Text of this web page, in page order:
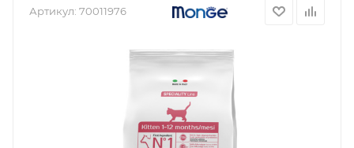
Артикул: 70011976